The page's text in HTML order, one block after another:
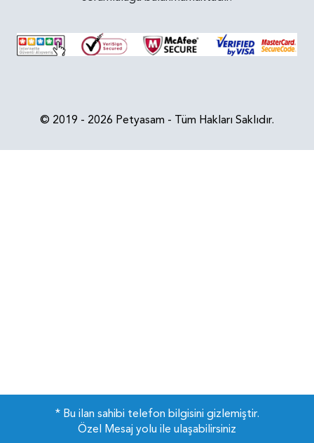
* Bu ilan sahibi telefon bilgisini gizlemiştir.
Özel Mesaj yolu ile ulaşabilirsiniz
© 2019 - 2026 Petyasam - Tüm Hakları Saklıdır.